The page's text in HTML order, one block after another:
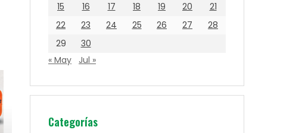
15
16 17 18 19 20
21
22
23 24 25 26 27
28
29
30
« May
Jul »
Categorías